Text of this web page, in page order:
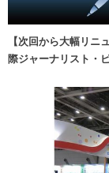
【次回から大幅リ
際ジャーナリスト・